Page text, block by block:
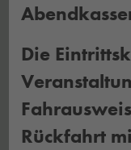
Die
Rückfahrt